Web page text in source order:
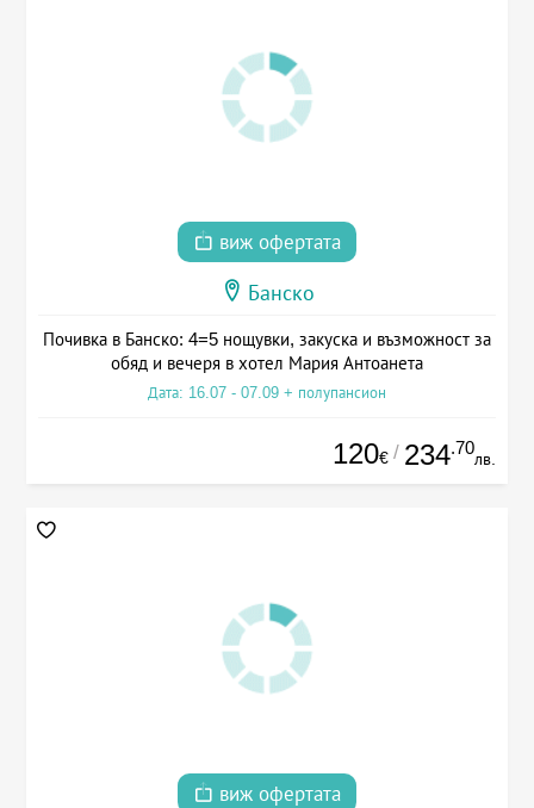
виж офертата
Банско
Почивка в Банско: 4=5 нощувки, закуска и възможност за
обяд и вечеря в хотел Мария Антоанета
Дата: 16.07 - 07.09 + полупансион
120€ / 234.70
лв.
виж офертата